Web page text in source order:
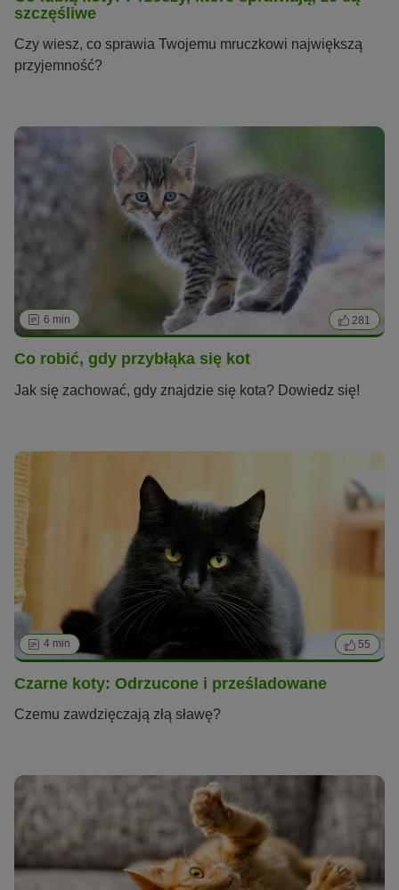
szczęśliwe
Czy wiesz, co sprawia Twojemu mruczkowi największą
przyjemność?
6 min 281
Co robić, gdy przybłąka się kot
Jak się zachować, gdy znajdzie się kota? Dowiedz się!
4 min 55
Czarne koty: Odrzucone i prześladowane
Czemu zawdzięczają złą sławę?